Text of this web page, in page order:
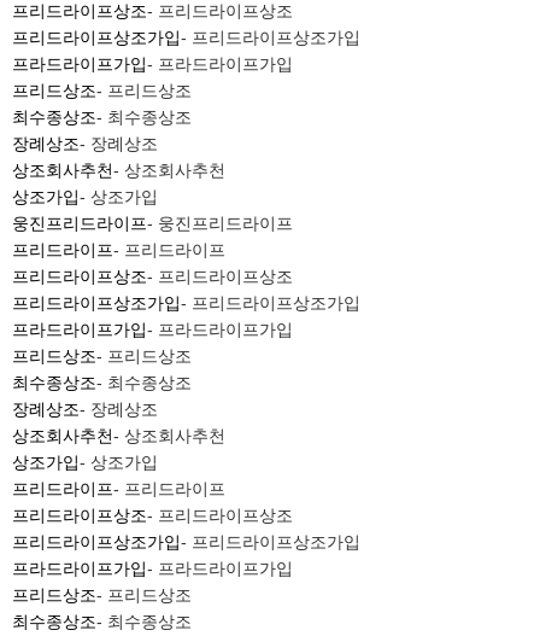
프리드라이프상조- 프리드라이프상조
프리드라이프상조가입- 프리드라이프상조가입
프라드라이프가입- 프라드라이프가입
프리드상조- 프리드상조
최수종상조- 최수종상조
장례상조- 장례상조
상조회사추천- 상조회사추천
상조가입- 상조가입
웅진프리드라이프- 웅진프리드라이프
프리드라이프- 프리드라이프
프리드라이프상조- 프리드라이프상조
프리드라이프상조가입- 프리드라이프상조가입
프라드라이프가입- 프라드라이프가입
프리드상조- 프리드상조
최수종상조- 최수종상조
장례상조- 장례상조
상조회사추천- 상조회사추천
상조가입- 상조가입
프리드라이프- 프리드라이프
프리드라이프상조- 프리드라이프상조
프리드라이프상조가입- 프리드라이프상조가입
프라드라이프가입- 프라드라이프가입
프리드상조- 프리드상조
최수종상조- 최수종상조